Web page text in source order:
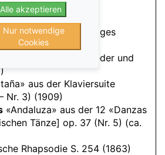
«Sueño infantil»
«Minué triste» [Trauriges
«Cançó i dansa» [Lieder und
aus der Klaviersuite
Nr. 3) (1909)
«Andaluza» aus der 12 «Danzas
Tänze] op. 37 (Nr. 5) (ca.
Rhapsodie S. 254 (1863)
Alle akzeptieren
Nur notwendige
Cookies